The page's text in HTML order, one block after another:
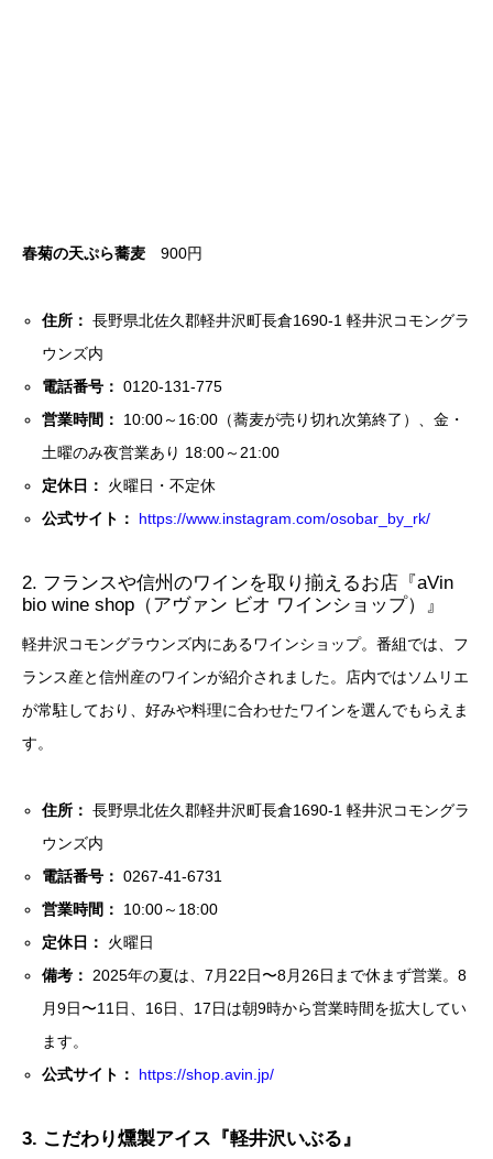
春菊の天ぷら蕎麦 900円
住所： 長野県北佐久郡軽井沢町長倉1690-1 軽井沢コモングラ
ウンズ内
電話番号： 0120-131-775
営業時間：
10:00～16:00（蕎麦が売り切れ次第終了）、金・
土曜のみ夜営業あり 18:00～21:00
定休日：
火曜日・不定休
公式サイト：
https://www.instagram.com/osobar_by_rk/
2. フランスや信州のワインを取り揃えるお店『aVin
bio wine shop（アヴァン ビオ ワインショップ）』
軽井沢コモングラウンズ内にあるワインショップ。番組では、フ
ランス産と信州産のワインが紹介されました。店内ではソムリエ
が常駐しており、好みや料理に合わせたワインを選んでもらえま
す。
住所： 長野県北佐久郡軽井沢町長倉1690-1 軽井沢コモングラ
ウンズ内
電話番号： 0267-41-6731
営業時間：
10:00～18:00
定休日：
火曜日
備考：
2025年の夏は、7月22日〜8月26日まで休まず営業。8
月9日〜11日、16日、17日は朝9時から営業時間を拡大してい
ます。
公式サイト：
https://shop.avin.jp/
3. こだわり燻製アイス『軽井沢いぶる』